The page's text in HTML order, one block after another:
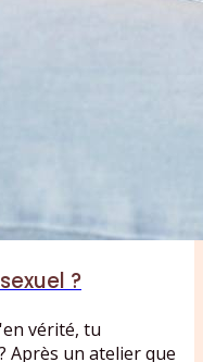
?
vérité, tu
Après un atelier que